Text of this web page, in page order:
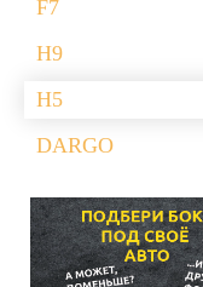
F7
H9
H5
DARGO